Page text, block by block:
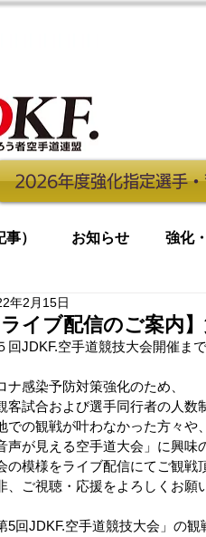
2026年度強化指定選手・
） お知らせ 強化
手話
ライブ配信のご案内
年2月15日
回JDKF.空手道競技大会開催ま
ナ感染予防対策強化のため、
客試合および選手同行者の人数
での観戦が叶わなかった方々や
声が見える空手道大会」に興味
の模様をライブ配信にてご観戦
、ご視聴・応援をよろしくお願
5回JDKF.空手道競技大会」の